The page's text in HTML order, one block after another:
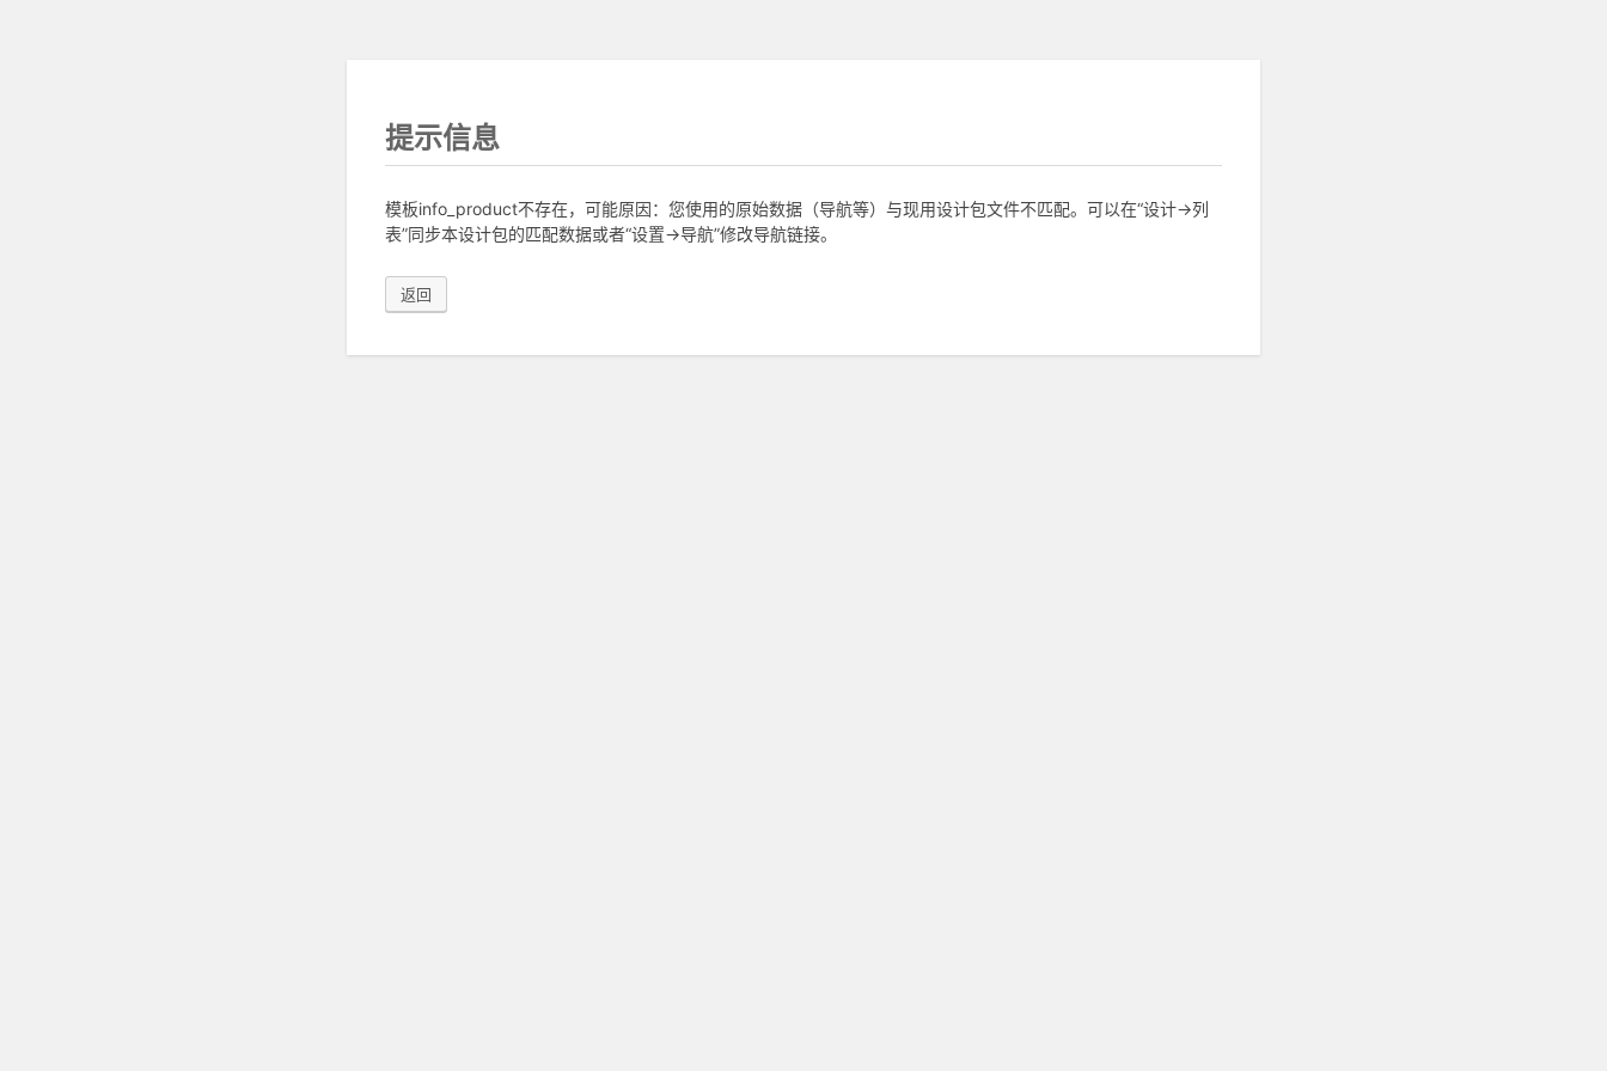
提示信息
模板info_product不存在，可能原因：您使用的原始数据（导航等）与现用设计包文件不匹配。可以在“设计->列
表”同步本设计包的匹配数据或者“设置->导航”修改导航链接。
返回